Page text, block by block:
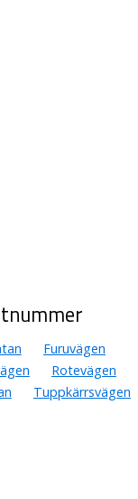
Furuvägen
Rotevägen
Tuppkärrsvägen